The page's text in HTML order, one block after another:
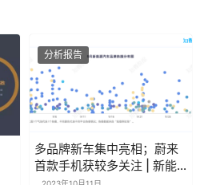
分析报告
多品牌新车集中亮相；蔚来
首款手机获较多关注 | 新能